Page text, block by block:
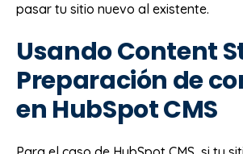
pasar tu sitio nuevo al existente.
Usando Content
Preparación de
en HubSpot CMS